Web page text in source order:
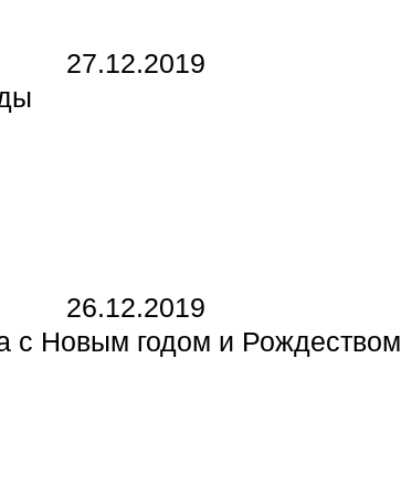
27.12.2019
26.12.2019
с Новым годом и Рождеством